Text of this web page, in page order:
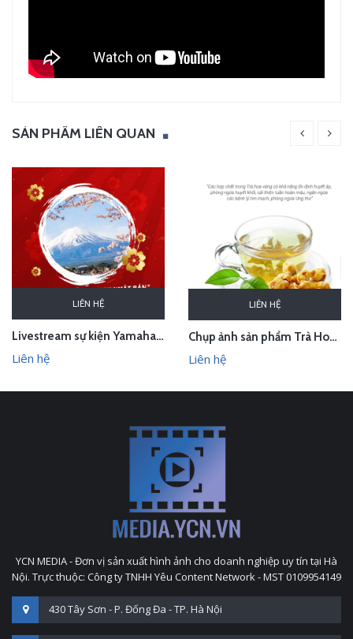
SẢN PHẨM LIÊN QUAN
LIÊN HỆ
Livestream sự kiện Yamaha - lễ bốc thăm chuyến du lịch Nhật Bản 100 triệu - Hà Nội
Liên hệ
LIÊN HỆ
Chụp ảnh sản phẩm Trà Hoa Vàng - Kim Hoa Trà tại studio Hà Nội
Liên hệ
YCN MEDIA - Đơn vị sản xuất hình ảnh cho doanh nghiệp uy tín tại Hà
Nội. Trực thuộc: Công ty TNHH Yêu Content Network - MST 0109954149
430 Tây Sơn - P. Đống Đa - TP. Hà Nội